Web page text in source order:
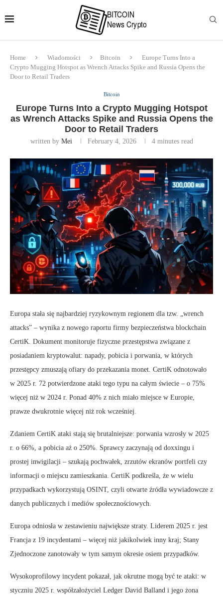
Home Wiadomości Bitcoin
Europe Turns Into a
Crypto Mugging Hotspot as Wrench Attacks Spike and Russia Opens the
Door to Retail Traders
Bitcoin
Europe Turns Into a Crypto Mugging Hotspot
as Wrench Attacks Spike and Russia Opens the
Door to Retail Traders
written by Mei February 4, 2026 4 minutes read
Europa stała się najbardziej ryzykownym regionem dla tzw. „wrench
attacks” – wynika z nowego raportu firmy bezpieczeństwa blockchain
CertiK. Dokument monitoruje fizyczne przestępstwa związane z
posiadaniem kryptowalut: napady, pobicia i porwania, w których
przestępcy zmuszają ofiary do przekazania monet. CertiK odnotowało
w 2025 r. 72 potwierdzone ataki tego typu na całym świecie – o 75%
więcej niż w 2024 r. Ponad 40% z nich miało miejsce w Europie,
prawze dwukrotnie więcej niż rok wcześniej.
Zdaniem CertiK ataki stają się brutalniejsze: porwania wzrosły w 2025
r. o 66%, a pobicia aż o 250%. Sprawcy zaczynają od doxxingu i
prostej inwigilacji – szukają pochwałek, zrzutów ekranów portfeli czy
informacji o miejscu zamieszkania. CertiK podkreśla, że w wielu
przypadkach wykorzystują OSINT, czyli otwarte źródła wywiadowcze z
danych publicznych i mediów społecznościowych.
Europa odniosła w zestawieniu największe straty. Liderem 2025 r. jest
Francja z 19 incydentami – więcej niż jakikolwiek inny kraj; Stany
Zjednoczone zanotowały w tym samym okresie osiem przypadków.
Wysokoprofilowy incydent pokazał, jak okrutne mogą być te ataki: w
styczniu 2025 r. współzałożyciel Ledger David Balland i jego żona